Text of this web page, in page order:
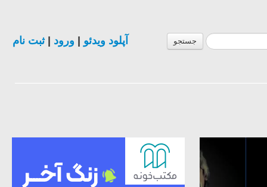
جستجو آپلود ویدئو ورود |ثبت نام